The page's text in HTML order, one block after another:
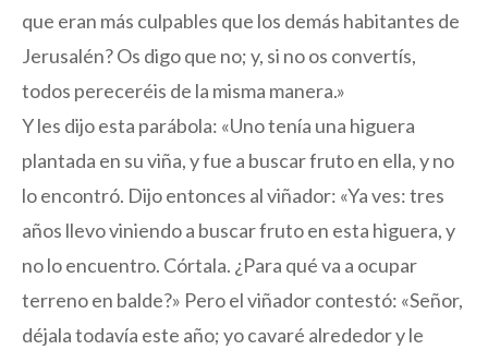
que eran más culpables que los demás habitantes de
Jerusalén? Os digo que no; y, si no os convertís,
todos pereceréis de la misma manera.»
Y les dijo esta parábola: «Uno tenía una higuera
plantada en su viña, y fue a buscar fruto en ella, y no
lo encontró. Dijo entonces al viñador: «Ya ves: tres
años llevo viniendo a buscar fruto en esta higuera, y
no lo encuentro. Córtala. ¿Para qué va a ocupar
terreno en balde?» Pero el viñador contestó: «Señor,
déjala todavía este año; yo cavaré alrededor y le